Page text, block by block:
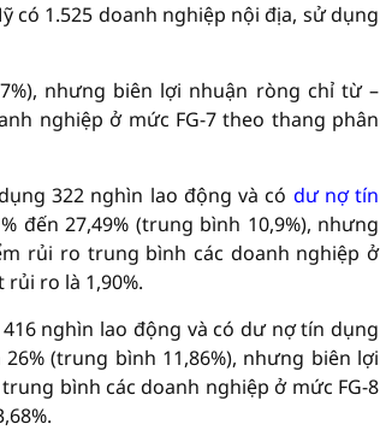
có 1.525 doanh nghiệp nội địa, sử dụng
nhưng biên lợi nhuận ròng chỉ từ –
nghiệp ở mức FG-7 theo thang phân
322 nghìn lao động và có dư nợ tín
đến 27,49% (trung bình 10,9%), nhưng
rủi ro trung bình các doanh nghiệp ở
ro là 1,90%.
nghìn lao động và có dư nợ tín dụng
(trung bình 11,86%), nhưng biên lợi
bình các doanh nghiệp ở mức FG-8